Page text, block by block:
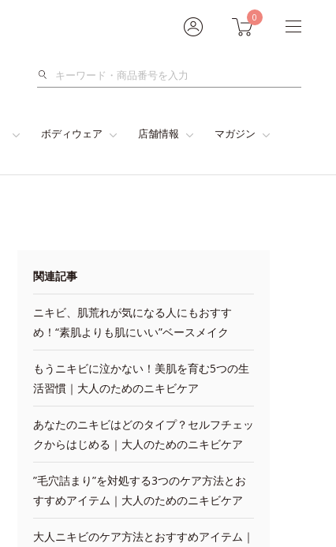
0
検
ボディウェア 店舗情報 マガジン
関連記事
ニキビ、肌荒れが気になる人にもおすす
め！“素肌よりも肌にいい”ベースメイク
もうニキビに泣かない！美肌を育む5つの生
活習慣｜大人のためのニキビケア
あなたのニキビはどのタイプ？セルフチェッ
クからはじめる｜大人のためのニキビケア
”毛穴詰まり”を対処する3つのケア方法とお
すすめアイテム｜大人のためのニキビケア
大人ニキビのケア方法とおすすめアイテム｜